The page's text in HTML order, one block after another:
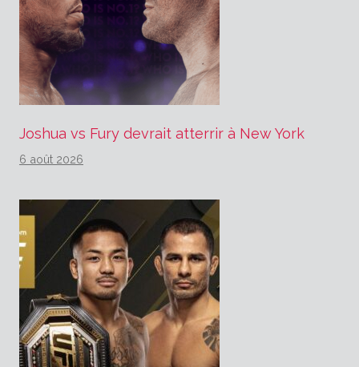
Joshua vs Fury devrait atterrir à New York
6 août 2026